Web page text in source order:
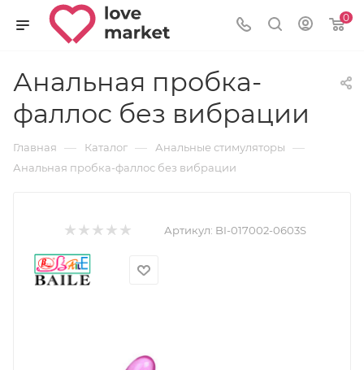
0
Анальная пробка-
фаллос без вибрации
Главная — Каталог — Анальные стимуляторы —
Анальная пробка-фаллос без вибрации
Артикул: BI-017002-0603S